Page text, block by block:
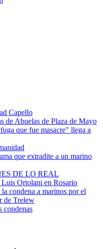
Capello
de Abuelas de Plaza de Mayo
que fue masacre" llega a
que extradite a un marino
DE LO REAL
Ortolani en Rosario
condena a marinos por el
de Trelew
condenas